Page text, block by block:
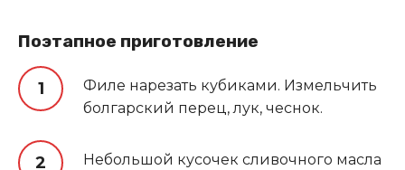
Поэтапное приготовление
Филе нарезать кубиками. Измельчить
болгарский перец, лук, чеснок.
Небольшой кусочек сливочного масла